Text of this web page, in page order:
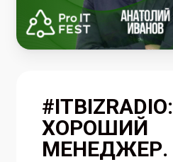
#ITBIZRADIO:
ХОРОШИЙ
МЕНЕДЖЕР.